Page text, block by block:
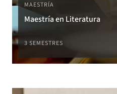
MAESTRÍA
Maestría en Literatura
3 SEMESTRES